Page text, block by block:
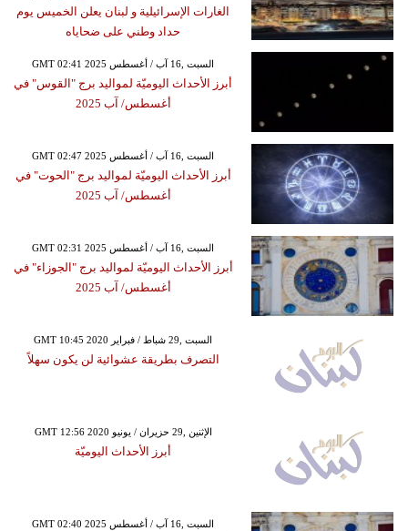
الغارات الإسرائيلية و لبنان يعلن الخميس يوم
حداد وطني على ضحاياه
GMT 02:41 2025 السبت ,16 آب / أغسطس
أبرز الأحداث اليوميّة لمواليد برج "القوس" في
أغسطس/ آب 2025
GMT 02:47 2025 السبت ,16 آب / أغسطس
أبرز الأحداث اليوميّة لمواليد برج "الحوت" في
أغسطس/ آب 2025
GMT 02:31 2025 السبت ,16 آب / أغسطس
أبرز الأحداث اليوميّة لمواليد برج "الجوزاء" في
أغسطس/ آب 2025
GMT 10:45 2020 السبت ,29 شباط / فبراير
التصرف بطريقة عشوائية لن يكون سهلاً
GMT 12:56 2020 الإثنين ,29 حزيران / يونيو
أبرز الأحداث اليوميّة
GMT 02:40 2025 السبت ,16 آب / أغسطس